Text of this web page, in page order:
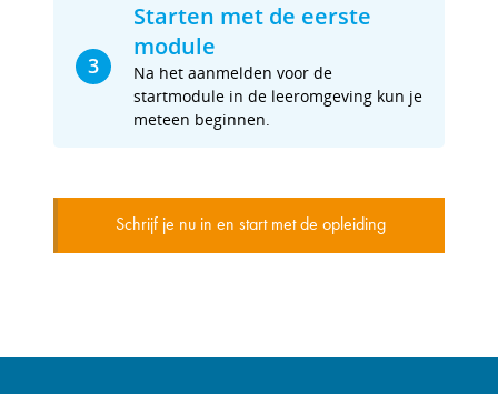
3
Starten met de eerste
module
Na het aanmelden voor de
startmodule in de leeromgeving kun je
meteen beginnen.
Schrijf je nu in en start met de opleiding